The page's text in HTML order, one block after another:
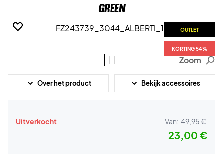
Green
OUTLET
KORTING 54%
OUTLET
KORTING 54%
OUTLET
KORTING 54%
Zoom
Over het product Bekijk accessoires
Uitverkocht Van: 49,95 €
23,00 €